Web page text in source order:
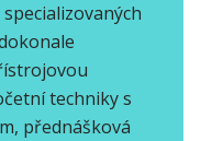
techniky s
přednášková